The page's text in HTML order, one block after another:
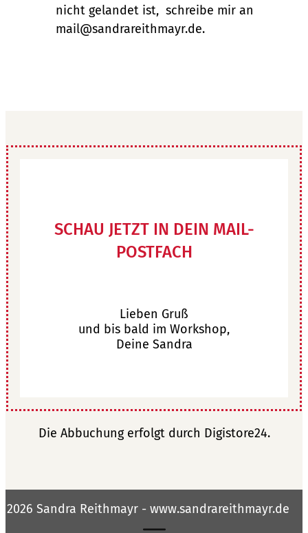
nicht gelandet ist, schreibe mir an
mail@sandrareithmayr.de.
SCHAU JETZT IN DEIN MAIL-
POSTFACH
Lieben Gruß
und bis bald im Workshop,
Deine Sandra
Die Abbuchung erfolgt durch Digistore24.
2026 Sandra Reithmayr - www.sandrareithmayr.de